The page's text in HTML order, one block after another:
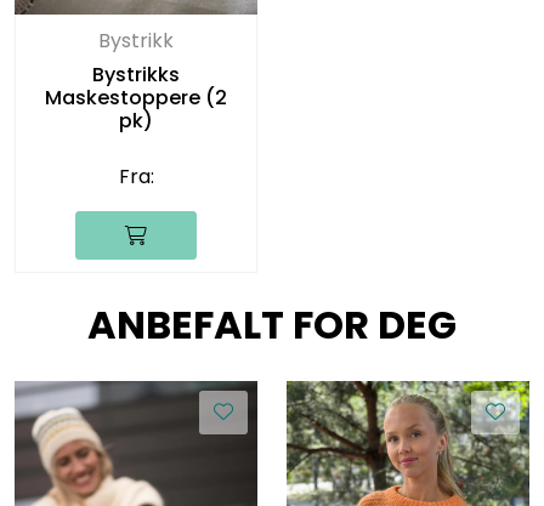
Bystrikk
Bystrikks
Maskestoppere (2
pk)
Fra:
ANBEFALT FOR DEG